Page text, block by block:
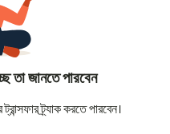
তা জানতে পারবেন
ট্র্যাক করতে পারবেন।